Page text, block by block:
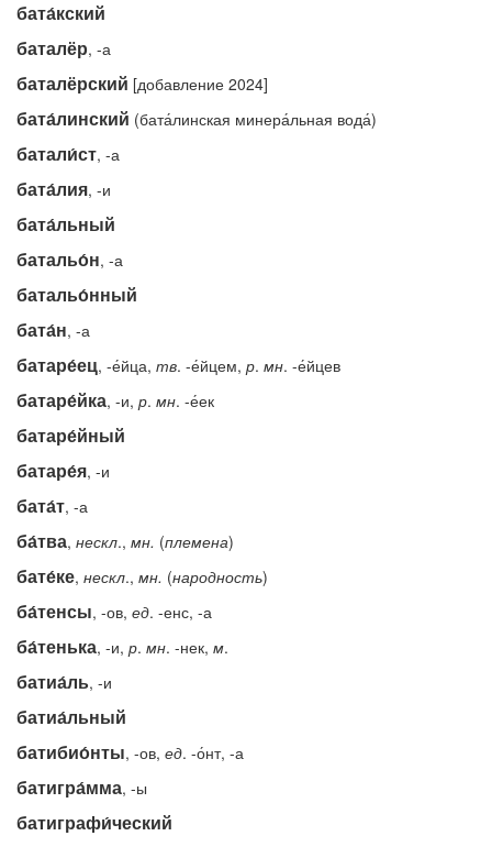
бата́кский
баталёр, -а
баталёрский [добавление 2024]
бата́линский (бата́линская минера́льная вода́)
батали́ст, -а
бата́лия, -и
бата́льный
батальо́н, -а
батальо́нный
бата́н, -а
батаре́ец, -е́йца, тв. -е́йцем, р. мн. -е́йцев
батаре́йка, -и, р. мн. -е́ек
батаре́йный
батаре́я, -и
бата́т, -а
ба́тва, нескл., мн. (племена)
бате́ке, нескл., мн. (народность)
ба́тенсы, -ов, ед. -енс, -а
ба́тенька, -и, р. мн. -нек, м.
батиа́ль, -и
батиа́льный
батибио́нты, -ов, ед. -о́нт, -а
батигра́мма, -ы
батиграфи́ческий